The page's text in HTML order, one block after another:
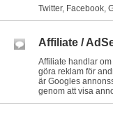
Twitter, Facebook,
Affiliate /
Affiliate handlar
göra reklam för
är Googles
genom att visa